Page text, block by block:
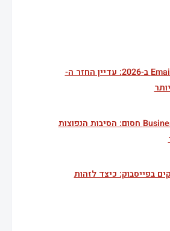
Email Marketing ב-2026: עדיין החזר ה-
Business Manager חסום: הסיבות הנפוצות
בפייסבוק: כיצד לזהות